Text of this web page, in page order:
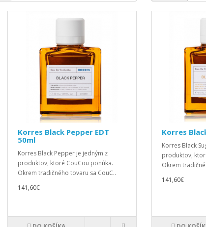
Korres Black Pepper EDT
50ml
Korres Black Pepper je jedným z
produktov, ktoré CouCou ponúka.
Okrem tradičného tovaru sa CouC..
141,60€
Korres
Korres Black
produktov,
Okrem
141,60€